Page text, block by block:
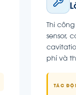
Thi
sensor,
phí và
TÁC